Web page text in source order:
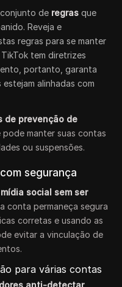
de regras que
Reveja e
regras para se manter
tem diretrizes
portanto, garanta
alinhadas com
de prevenção de
pode manter suas contas
ou suspensões.
segurança
social sem ser
conta permaneça segura
corretas e usando as
evitar a vinculação de
para várias contas